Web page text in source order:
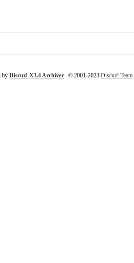
by Discuz! X3.4 Archiver © 2001-2023 Discuz! Team.